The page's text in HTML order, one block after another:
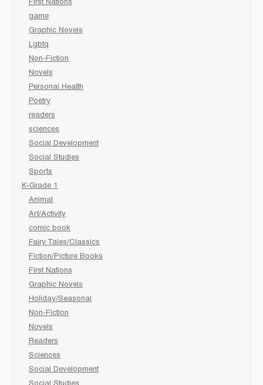
First Nations
game
Graphic Novels
Lgbtq
Non-Fiction
Novels
Personal Health
Poetry
readers
sciences
Social Development
Social Studies
Sports
K-Grade 1
Animal
Art/Activity
comic book
Fairy Tales/Classics
Fiction/Picture Books
First Nations
Graphic Novels
Holiday/Seasonal
Non-Fiction
Novels
Readers
Sciences
Social Development